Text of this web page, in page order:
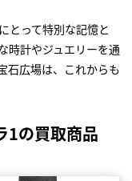
とって特別な記憶と
時計やジュエリーを通
石広場は、これからも
1の買取商品